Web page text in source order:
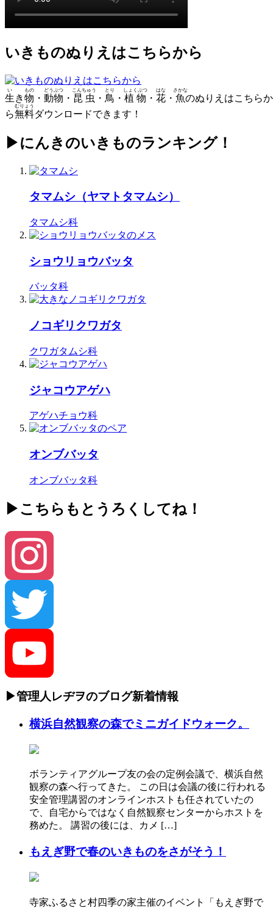
いきものぬりえはこちらから
生
い
き物
もの
・ 動物
どうぶつ
・ 昆虫
こんちゅう
・ 鳥
とり
・ 植物
しょくぶつ
・ 花
はな
・ 魚
さかな
のぬりえはこちらか
ら無料
むりょう
ダウンロードできます！
▶にんきのいきものランキング！
タマムシ（ヤマトタマムシ）
タマムシ科
ショウリョウバッタ
バッタ科
ノコギリクワガタ
クワガタムシ科
ジャコウアゲハ
アゲハチョウ科
オンブバッタ
オンブバッタ科
▶こちらもとうろくしてね！
Instagram
Twitter
YouTube
Channel
▶管理人レヂヲのブログ新着情報
横浜自然観察の森でミニガイドウォーク。
ボランティアグループ友の会の定例会議で、横浜自然
観察の森へ行ってきた。 この日は会議の後に行われる
安全管理講習のオンラインホストも任されていたの
で、自宅からではなく自然観察センターからホストを
務めた。 講習の後には、カメ […]
もえぎ野で春のいきものをさがそう！
寺家ふるさと村四季の家主催のイベント「もえぎ野で